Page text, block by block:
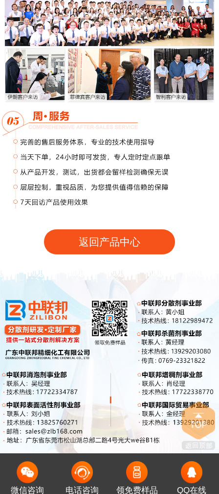
返回产品中心
微信咨询 电话咨询 领免费样品 QQ在线